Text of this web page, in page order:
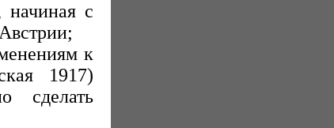
начиная с
к
1917)
сделать